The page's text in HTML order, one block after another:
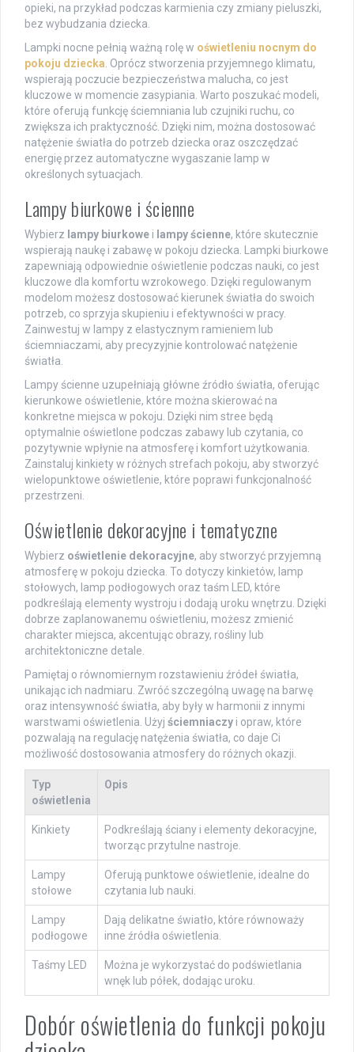
opieki, na przykład podczas karmienia czy zmiany pieluszki,
bez wybudzania dziecka.
Lampki nocne pełnią ważną rolę w oświetleniu nocnym do
pokoju dziecka . Oprócz stworzenia przyjemnego klimatu,
wspierają poczucie bezpieczeństwa malucha, co jest
kluczowe w momencie zasypiania. Warto poszukać modeli,
które oferują funkcję ściemniania lub czujniki ruchu, co
zwiększa ich praktyczność. Dzięki nim, można dostosować
natężenie światła do potrzeb dziecka oraz oszczędzać
energię przez automatyczne wygaszanie lamp w
określonych sytuacjach.
Lampy biurkowe i ścienne
Wybierz lampy biurkowe i lampy ścienne, które skutecznie
wspierają naukę i zabawę w pokoju dziecka. Lampki biurkowe
zapewniają odpowiednie oświetlenie podczas nauki, co jest
kluczowe dla komfortu wzrokowego. Dzięki regulowanym
modelom możesz dostosować kierunek światła do swoich
potrzeb, co sprzyja skupieniu i efektywności w pracy.
Zainwestuj w lampy z elastycznym ramieniem lub
ściemniaczami, aby precyzyjnie kontrolować natężenie
światła.
Lampy ścienne uzupełniają główne źródło światła, oferując
kierunkowe oświetlenie, które można skierować na
konkretne miejsca w pokoju. Dzięki nim stree będą
optymalnie oświetlone podczas zabawy lub czytania, co
pozytywnie wpłynie na atmosferę i komfort użytkowania.
Zainstaluj kinkiety w różnych strefach pokoju, aby stworzyć
wielopunktowe oświetlenie, które poprawi funkcjonalność
przestrzeni.
Oświetlenie dekoracyjne i tematyczne
Wybierz oświetlenie dekoracyjne, aby stworzyć przyjemną
atmosferę w pokoju dziecka. To dotyczy kinkietów, lamp
stołowych, lamp podłogowych oraz taśm LED, które
podkreślają elementy wystroju i dodają uroku wnętrzu. Dzięki
dobrze zaplanowanemu oświetleniu, możesz zmienić
charakter miejsca, akcentując obrazy, rośliny lub
architektoniczne detale.
Pamiętaj o równomiernym rozstawieniu źródeł światła,
unikając ich nadmiaru. Zwróć szczególną uwagę na barwę
oraz intensywność światła, aby były w harmonii z innymi
warstwami oświetlenia. Użyj ściemniaczy i opraw, które
pozwalają na regulację natężenia światła, co daje Ci
możliwość dostosowania atmosfery do różnych okazji.
Typ
oświetlenia
Opis
Kinkiety
Podkreślają ściany i elementy dekoracyjne,
tworząc przytulne nastroje.
Lampy
stołowe
Oferują punktowe oświetlenie, idealne do
czytania lub nauki.
Lampy
podłogowe
Dają delikatne światło, które równoważy
inne źródła oświetlenia.
Taśmy LED
Można je wykorzystać do podświetlania
wnęk lub półek, dodając uroku.
Dobór oświetlenia do funkcji pokoju